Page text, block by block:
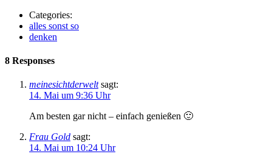
Categories:
alles sonst so
denken
8 Responses
meinesichtderwelt sagt:
14. Mai um 9:36 Uhr
Am besten gar nicht – einfach genießen 🙂
Frau Gold sagt:
14. Mai um 10:24 Uhr